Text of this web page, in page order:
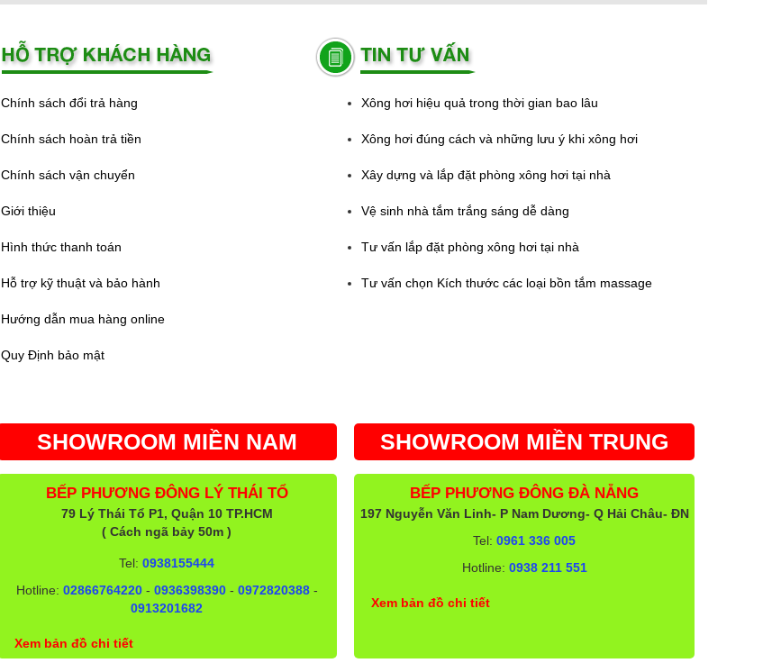
Chính sách đổi trả hàng
Chính sách hoàn trả tiền
Chính sách vận chuyển
Giới thiệu
Hình thức thanh toán
Hỗ trợ kỹ thuật và bảo hành
Hướng dẫn mua hàng online
Quy Định bảo mật
Xông hơi hiệu quả trong thời gian bao lâu
Xông hơi đúng cách và những lưu ý khi xông hơi
Xây dựng và lắp đặt phòng xông hơi tại nhà
Vệ sinh nhà tắm trắng sáng dễ dàng
Tư vấn lắp đặt phòng xông hơi tại nhà
Tư vấn chọn Kích thước các loại bồn tắm massage
SHOWROOM MIỀN NAM
BẾP PHƯƠNG ĐÔNG LÝ THÁI TỔ
79 Lý Thái Tổ P1, Quận 10 TP.HCM
( Cách ngã bảy 50m )
Tel:0938155444
Hotline: 02866764220- 0936398390- 0972820388-
0913201682
Xem bản đồ chi tiết
SHOWROOM MIỀN TRUNG
BẾP PHƯƠNG ĐÔNG ĐÀ NẴNG
197 Nguyễn Văn Linh- P Nam Dương- Q Hải Châu- ĐN
Tel:0961 336 005
Hotline: 0938 211 551
Xem bản đồ chi tiết